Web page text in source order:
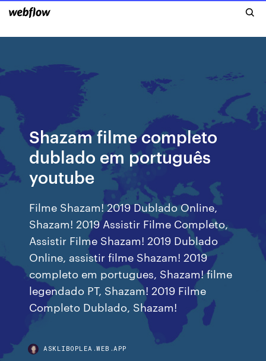
Shazam filme completo
dublado em português
youtube
Filme Shazam! 2019 Dublado Online,
Shazam! 2019 Assistir Filme Completo,
Assistir Filme Shazam! 2019 Dublado
Online, assistir filme Shazam! 2019
completo em portugues, Shazam! filme
legendado PT, Shazam! 2019 Filme
Completo Dublado, Shazam!
ASKLIBOPLEA.WEB.APP